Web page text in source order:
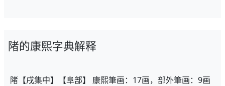
陼的康熙字典解释
陼【戌集中】【阜部】 康熙筆画：17画，部外筆画：9画